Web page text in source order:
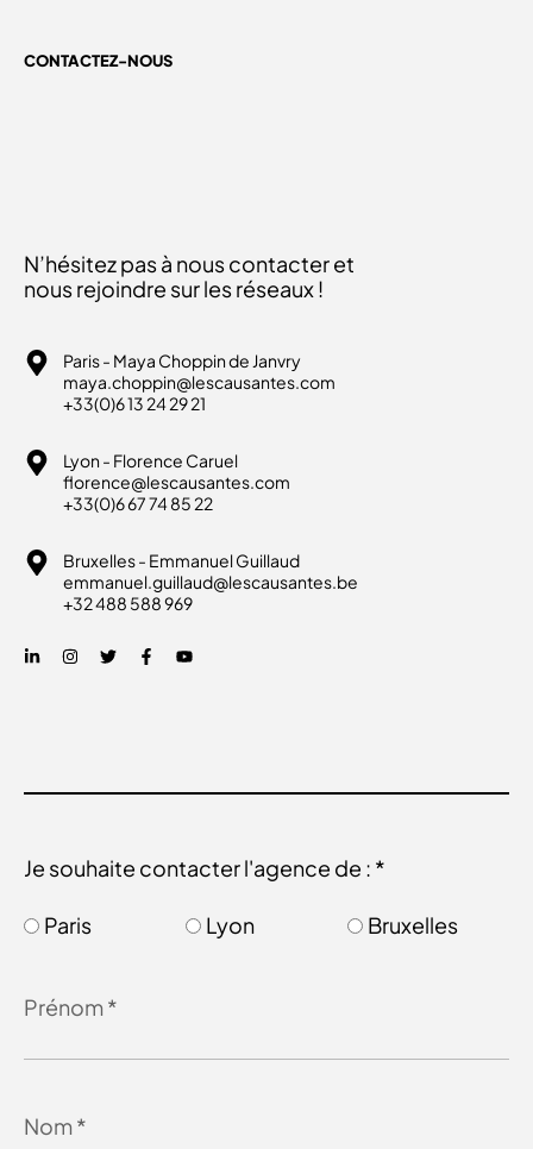
CONTACTEZ-NOUS
N’hésitez pas à nous contacter et
nous rejoindre sur les réseaux !
Paris - Maya Choppin de Janvry
maya.choppin@lescausantes.com
+33(0)6 13 24 29 21
Lyon - Florence Caruel
florence@lescausantes.com
+33(0)6 67 74 85 22
Bruxelles - Emmanuel Guillaud
emmanuel.guillaud@lescausantes.be
+32 488 588 969
Je souhaite contacter l'agence de : *
Paris Lyon Bruxelles